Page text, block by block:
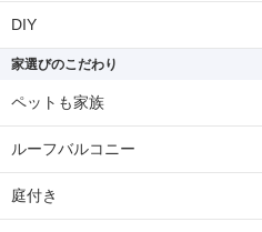
DIY
家選びのこだわり
ペットも家族
ルーフバルコニー
庭付き